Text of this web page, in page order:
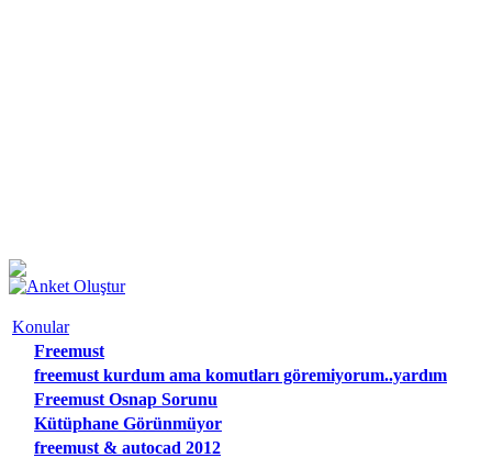
Konular
Freemust
freemust kurdum ama komutları göremiyorum..yardım
Freemust Osnap Sorunu
Kütüphane Görünmüyor
freemust & autocad 2012